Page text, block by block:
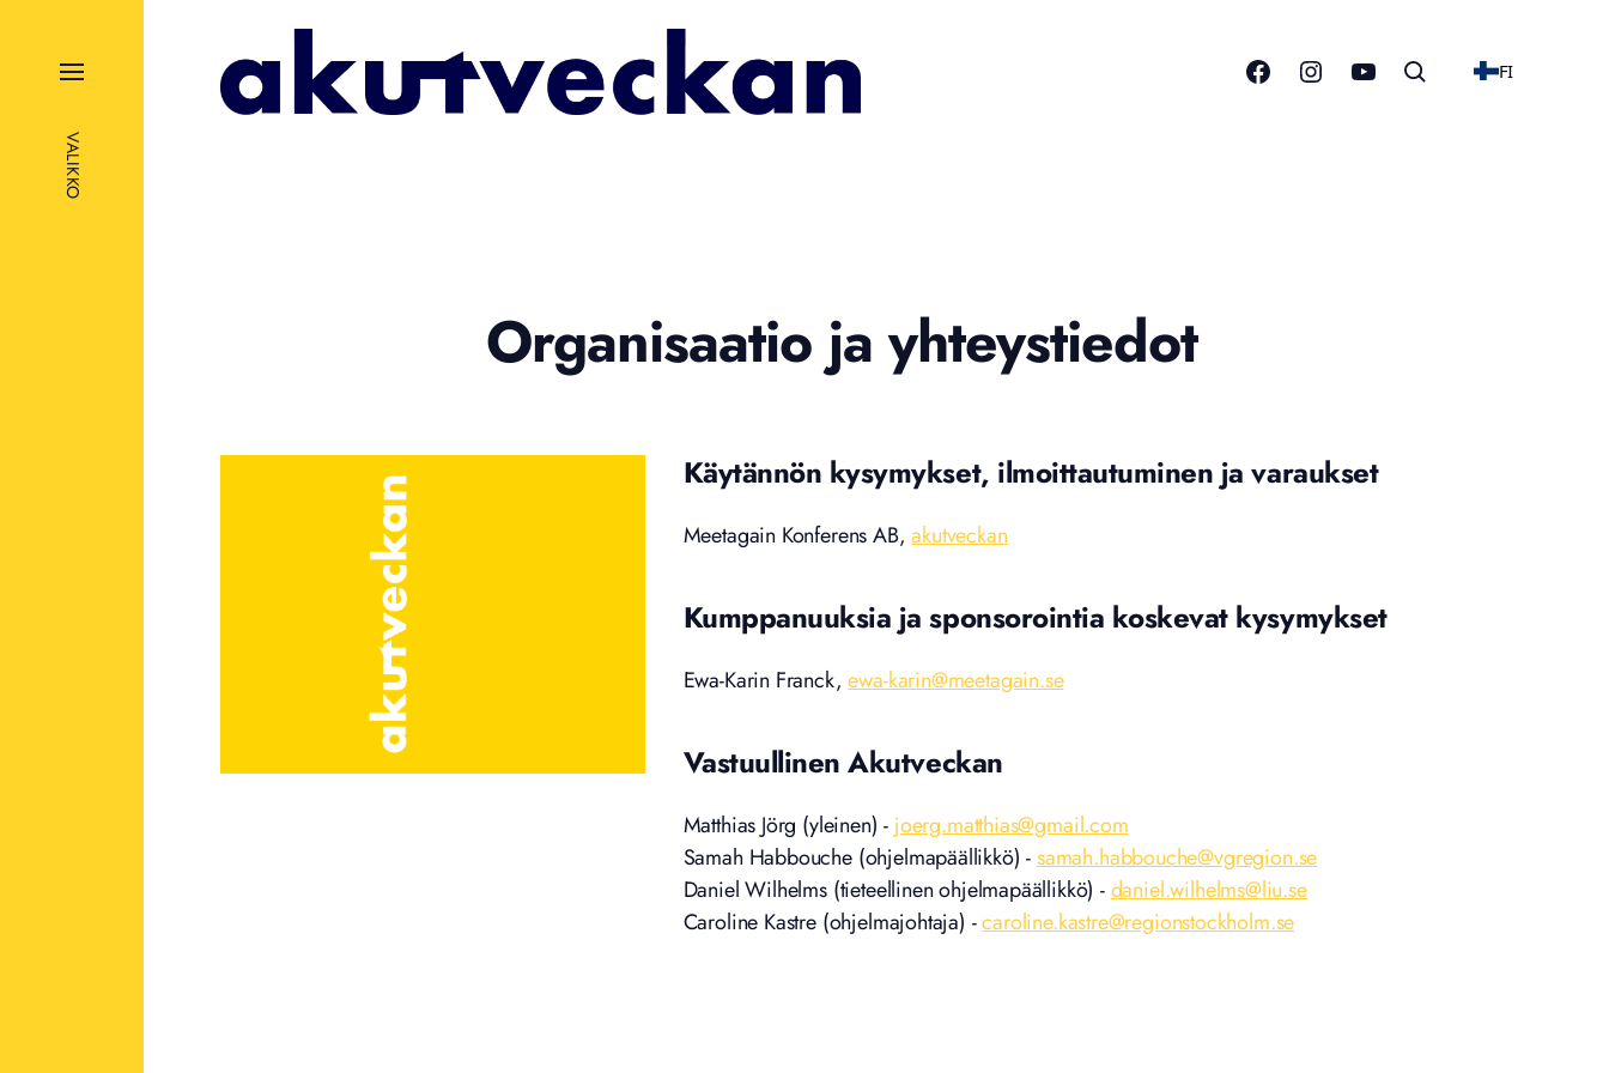
VALIKKO
FI
Organisaatio ja yhteystiedot
Käytännön kysymykset, ilmoittautuminen ja varaukset
Meetagain Konferens AB,akutveckan
Kumppanuuksia ja sponsorointia koskevat kysymykset
Ewa-Karin Franck,ewa-karin@meetagain.se
Vastuullinen Akutveckan
Matthias Jörg (yleinen) - joerg.matthias@gmail.com
Samah Habbouche (ohjelmapäällikkö) -samah.habbouche@vgregion.se
Daniel Wilhelms (tieteellinen ohjelmapäällikkö) -daniel.wilhelms@liu.se
Caroline Kastre (ohjelmajohtaja) -caroline.kastre@regionstockholm.se